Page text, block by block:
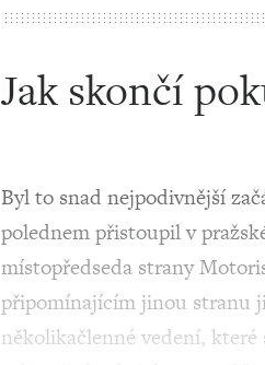
Jak skončí
Byl to snad nejpodivnější
polednem přistoupil v
místopředseda strany
připomínajícím jinou stranu
několikačlenné vedení,